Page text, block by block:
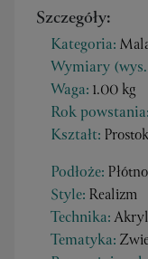
Szczegóły:
Kategoria:
Wymiary (wys.
Waga: 1.00 kg
Rok powstania:
Kształt:
Podłoże: Płótno
Style: Realizm
Technika:Akryl
Tematyka: